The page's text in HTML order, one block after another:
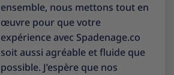
ensemble, nous mettons tout en
œuvre pour que votre
expérience avec Spadenage.co
soit aussi agréable et fluide que
possible. J’espère que nos